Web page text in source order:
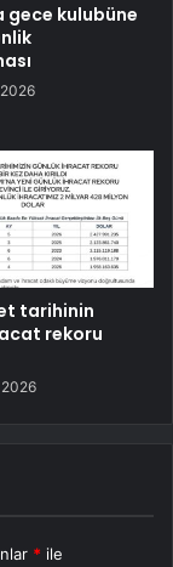
gece kulubüne
tarihinin
rekoru
* ile